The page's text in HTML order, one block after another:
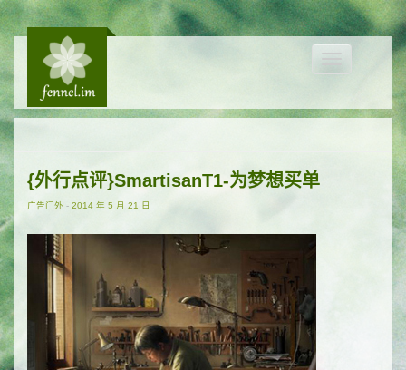
{外行点评}SmartisanT1-为梦想买单
广告门外 - 2014 年 5 月 21 日